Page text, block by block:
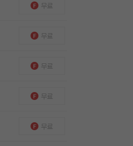
무료
무료
무료
무료
무료